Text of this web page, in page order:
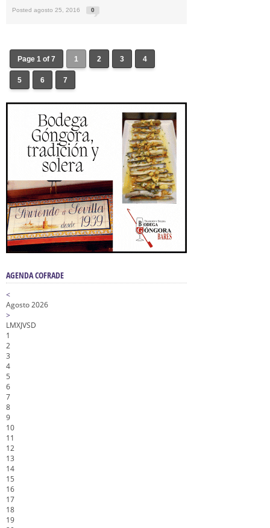
Posted agosto 25, 2016 0
Page 1 of 7 1 2 3 4
5 6 7
AGENDA COFRADE
<
Agosto 2026
>
LMXJVSD
1
2
3
4
5
6
7
8
9
10
11
12
13
14
15
16
17
18
19